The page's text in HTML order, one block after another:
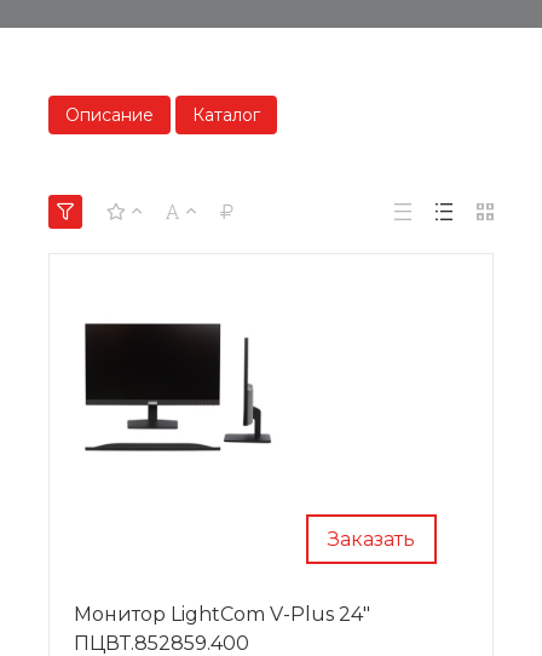
Описание Каталог
Заказать
Монитор LightCom V-Plus 24"
ПЦВТ.852859.400